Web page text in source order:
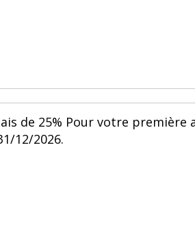
de 25% Pour votre première
12/2026.